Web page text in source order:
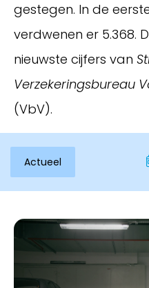
Inloggen
gestegen. In de
verdwenen er 5.368.
nieuwste cijfers van
Verzekeringsbureau
(VbV).
Actueel